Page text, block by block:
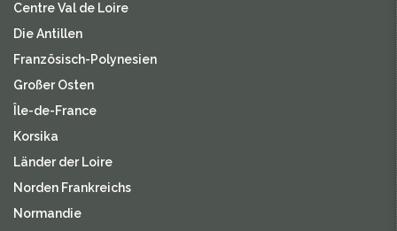
Centre Val de Loire
Die Antillen
Französisch-Polynesien
Großer Osten
Île-de-France
Korsika
Länder der Loire
Norden Frankreichs
Normandie